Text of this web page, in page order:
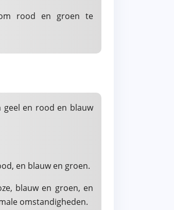
om rood en groen te
en rood en blauw
en blauw en groen.
blauw en groen, en
omstandigheden.